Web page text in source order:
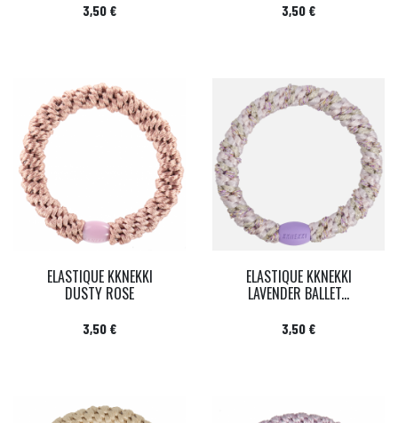
Prix
3,50 € Prix
3,50 €
ELASTIQUE KKNEKKI
DUSTY ROSE
Prix
3,50 €
ELASTIQUE KKNEKKI
LAVENDER BALLET...
Prix
3,50 €